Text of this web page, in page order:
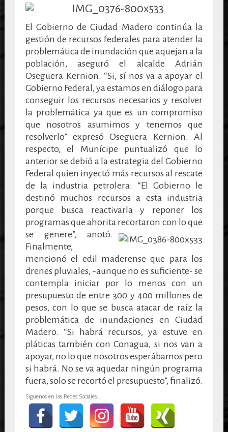
El Gobierno de Ciudad Madero continúa la
gestión de recursos federales para atender la
problemática de inundación que aquejan a la
población, aseguró el alcalde Adrián
Oseguera Kernion. “Si, sí nos va a apoyar el
Gobierno Federal, ya estamos en diálogo para
conseguir los recursos necesarios y resolver
la problemática ya que es un compromiso
que nosotros asumimos y tenemos que
resolverlo” expresó Oseguera Kernion. Al
respecto, el Munícipe puntualizó que lo
anterior se debió a la estrategia del Gobierno
Federal quien inyectó más recursos al rescate
de la industria petrolera: “El Gobierno le
destinó muchos recursos a esta industria
porque busca reactivarla y reponer los
programas que ahorita recortaron con lo que
se genere”, anotó.
Finalmente,
mencionó el edil maderense que para los
drenes pluviales, -aunque no es suficiente- se
contempla iniciar por lo menos con un
presupuesto de entre 300 y 400 millones de
pesos, con lo que se busca atacar de raíz la
problemática de inundaciones en Ciudad
Madero. “Si habrá recursos, ya estuve en
pláticas también con Conagua, si nos van a
apoyar, no lo que nosotros esperábamos pero
si habrá. No se va aquedar ningún programa
fuera, solo se recortó el presupuesto”, finalizó.
Siguenos en las Redes Sociales...